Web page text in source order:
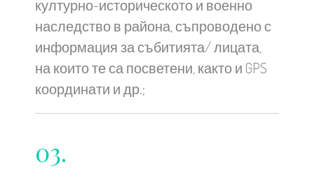
културно-историческото и военно
наследство в района, съпроводено с
информация за събитията/ лицата,
на които те са посветени, както и GPS
координати и др.;
03.